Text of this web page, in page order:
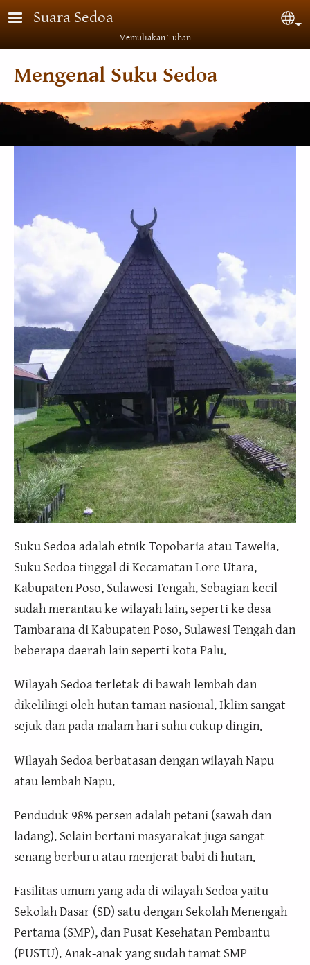
Lompat ke isi utama
Suara Sedoa
Memuliakan Tuhan
Mengenal Suku Sedoa
Suku Sedoa adalah etnik Topobaria atau Tawelia.
Suku Sedoa tinggal di Kecamatan Lore Utara,
Kabupaten Poso, Sulawesi Tengah. Sebagian kecil
sudah merantau ke wilayah lain, seperti ke desa
Tambarana di Kabupaten Poso, Sulawesi Tengah dan
beberapa daerah lain seperti kota Palu.
Wilayah Sedoa terletak di bawah lembah dan
dikelilingi oleh hutan taman nasional. Iklim sangat
sejuk dan pada malam hari suhu cukup dingin.
Wilayah Sedoa berbatasan dengan wilayah Napu
atau lembah Napu.
Penduduk 98% persen adalah petani (sawah dan
ladang). Selain bertani masyarakat juga sangat
senang berburu atau menjerat babi di hutan.
Fasilitas umum yang ada di wilayah Sedoa yaitu
Sekolah Dasar (SD) satu dengan Sekolah Menengah
Pertama (SMP), dan Pusat Kesehatan Pembantu
(PUSTU). Anak-anak yang sudah tamat SMP